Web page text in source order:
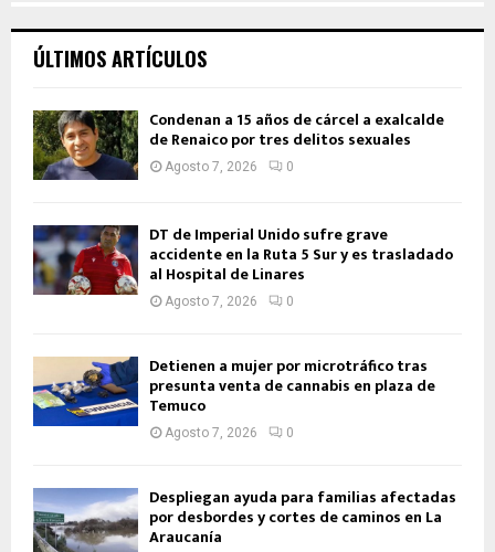
ÚLTIMOS ARTÍCULOS
Condenan a 15 años de cárcel a exalcalde
de Renaico por tres delitos sexuales
Agosto 7, 2026 0
DT de Imperial Unido sufre grave
accidente en la Ruta 5 Sur y es trasladado
al Hospital de Linares
Agosto 7, 2026 0
Detienen a mujer por microtráfico tras
presunta venta de cannabis en plaza de
Temuco
Agosto 7, 2026 0
Despliegan ayuda para familias afectadas
por desbordes y cortes de caminos en La
Araucanía